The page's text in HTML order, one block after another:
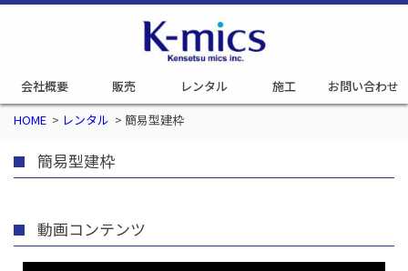
会社概要 販売 レンタル 施工
お問い合わせ
HOME > レンタル > 簡易型建枠
簡易型建枠
動画コンテンツ